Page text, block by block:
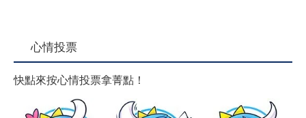
心情投票
快點來按心情投票拿菁點！